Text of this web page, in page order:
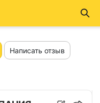
Написать отзыв